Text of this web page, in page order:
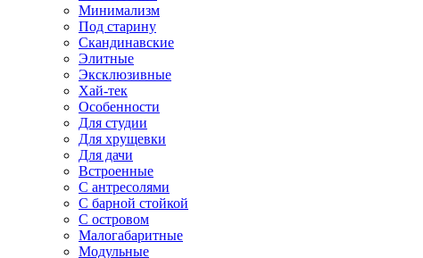
Минимализм
Под старину
Скандинавские
Элитные
Эксклюзивные
Хай-тек
Особенности
Для студии
Для хрущевки
Для дачи
Встроенные
С антресолями
С барной стойкой
С островом
Малогабаритные
Модульные